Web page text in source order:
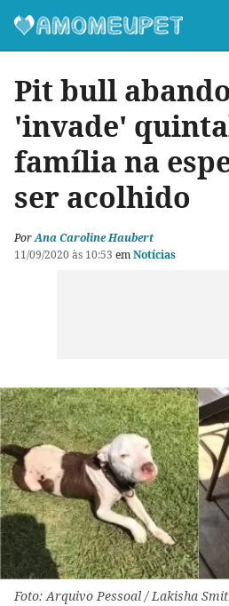
Pit bull
'invade'
família na
ser acolhido
PorAna Caroline Haubert
11/09/2020 às 10:53 emNotícias
Foto: Arquivo Pessoal / Lakisha